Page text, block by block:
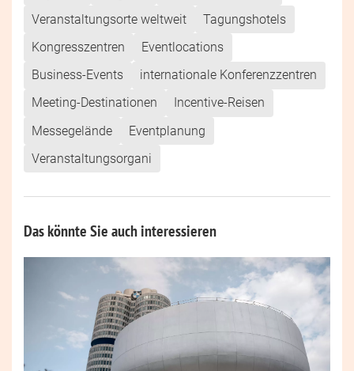
Veranstaltungsorte weltweit
Tagungshotels
Kongresszentren
Eventlocations
Business-Events
internationale Konferenzzentren
Meeting-Destinationen
Incentive-Reisen
Messegelände
Eventplanung
Veranstaltungsorgani
Das könnte Sie auch interessieren